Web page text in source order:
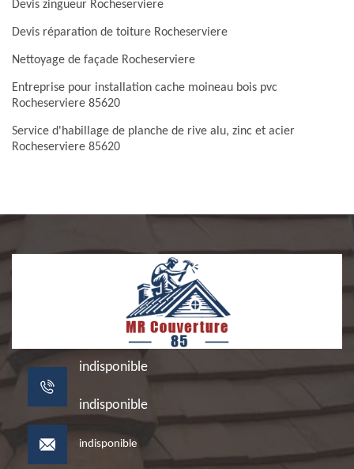
Devis zingueur Rocheserviere
Devis réparation de toiture Rocheserviere
Nettoyage de façade Rocheserviere
Entreprise pour installation cache moineau bois pvc
Rocheserviere 85620
Service d'habillage de planche de rive alu, zinc et acier
Rocheserviere 85620
indisponible
indisponible
indisponible